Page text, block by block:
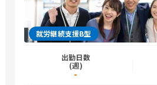
就労継続支援B型
出勤日数
(週)
-